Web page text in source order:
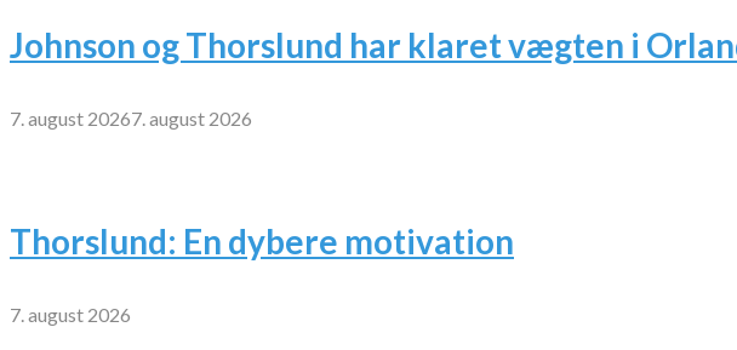
Johnson og Thorslund har klaret vægten i
7. august 20267. august 2026
Thorslund: En dybere motivation
7. august 2026